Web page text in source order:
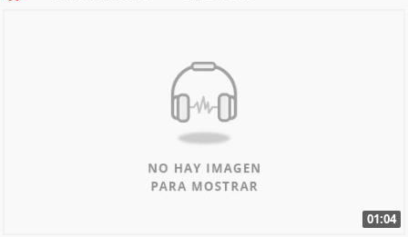
01:04